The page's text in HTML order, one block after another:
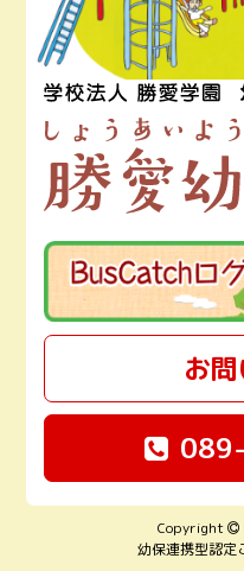
お
Copyright
幼保連携型認定